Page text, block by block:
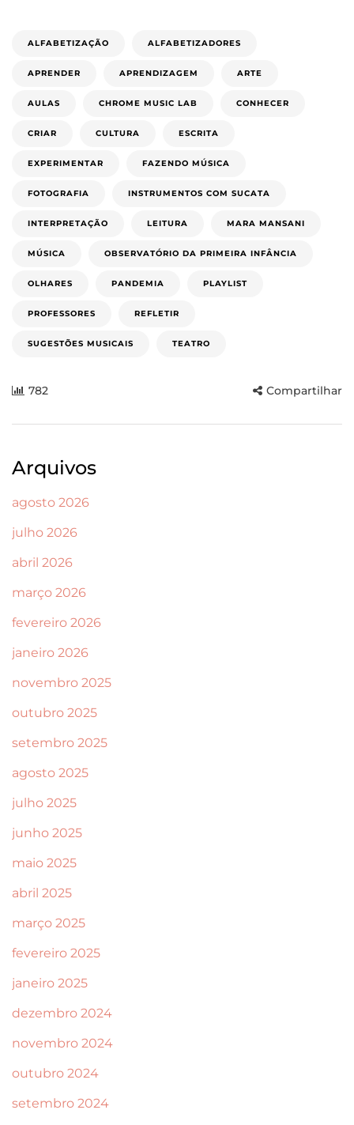
ALFABETIZAÇÃO ALFABETIZADORES
APRENDER APRENDIZAGEM ARTE
AULAS CHROME MUSIC LAB CONHECER
CRIAR CULTURA ESCRITA
EXPERIMENTAR FAZENDO MÚSICA
FOTOGRAFIA INSTRUMENTOS COM SUCATA
INTERPRETAÇÃO LEITURA MARA MANSANI
MÚSICA OBSERVATÓRIO DA PRIMEIRA INFÂNCIA
OLHARES PANDEMIA PLAYLIST
PROFESSORES REFLETIR
SUGESTÕES MUSICAIS TEATRO
782 Compartilhar
Arquivos
agosto 2026
julho 2026
abril 2026
março 2026
fevereiro 2026
janeiro 2026
novembro 2025
outubro 2025
setembro 2025
agosto 2025
julho 2025
junho 2025
maio 2025
abril 2025
março 2025
fevereiro 2025
janeiro 2025
dezembro 2024
novembro 2024
outubro 2024
setembro 2024